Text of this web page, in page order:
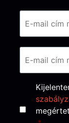
Email *
Consent *